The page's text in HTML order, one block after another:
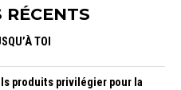
RÉCENTS
TOI
produits privilégier pour la